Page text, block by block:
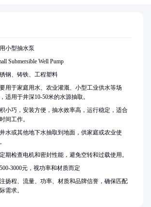
小型抽水泵
Submersible Well Pump
钢、铸铁、工程塑料
用于家庭用水、农业灌溉、小型工业供水等场
适用于井深10-50米的水源抽取。
小巧，安装方便，抽水效率高，运行稳定，适合
间工作。
水或其他地下水抽取到地面，供家庭或农业使
期检查电机和密封性能，避免空转和过载使用。
3000元，视功率和材质而定
扬程、流量、功率、材质和品牌信誉，确保匹配
需求。